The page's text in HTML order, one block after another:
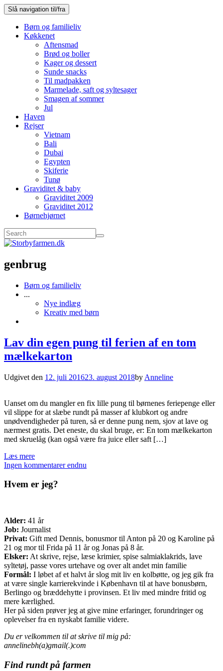
Slå navigation til/fra
Børn og familieliv
Køkkenet
Aftensmad
Brød og boller
Kager og dessert
Sunde snacks
Til madpakken
Marmelade, saft og syltesager
Smagen af sommer
Jul
Haven
Rejser
Vietnam
Bali
Dubai
Egypten
Skiferie
Tunø
Graviditet & baby
Graviditet 2009
Graviditet 2012
Børnehjørnet
genbrug
Børn og familieliv
...
Nye indlæg
Kreativ med børn
Lav din egen pung til ferien af en tom
mælkekarton
Udgivet den 12. juli 201623. august 2018by Anneline
Uanset om du mangler en fix lille pung til børnenes feriepenge eller
vil slippe for at slæbe rundt på masser af klubkort og andre
unødvendigheder på turen, så er denne pung nem, sjov at lave og
nærmest gratis. Det eneste, du skal bruge, er: En tom mælkekarton
med skruelåg (kan også være fra juice eller saft […]
Læs mere
Ingen kommentarer endnu
Hvem er jeg?
Alder: 41 år
Job: Journalist
Privat: Gift med Dennis, bonusmor til Anton på 20 og Karoline på
21 og mor til Frida på 11 år og Jonas på 8 år.
Elsker: At skrive, rejse, læse krimier, spise salmiaklakrids, lave
syltetøj, passe vores urtehave og over alt andet min familie
Formål: I løbet af et halvt år slog mit liv en kolbøtte, og jeg gik fra
at være single karrierekvinde i København til at have bonusbørn,
Berlingo og bræddehytte i provinsen. Et liv med mindre fritid og
mere kærlighed.
Her på siden prøver jeg at give mine erfaringer, forundringer og
oplevelser fra en nyskabt familie videre.
Du er velkommen til at skrive til mig på:
annelinebh(a)gmail(.)com
Find rundt på farmen